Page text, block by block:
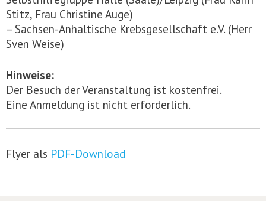
Stitz, Frau Christine Auge)
– Sachsen-Anhaltische Krebsgesellschaft e.V. (Herr
Sven Weise)
Hinweise:
Der Besuch der Veranstaltung ist kostenfrei.
Eine Anmeldung ist nicht erforderlich.
Flyer als PDF-Download